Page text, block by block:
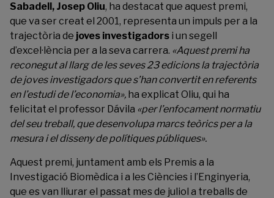
Sabadell, Josep Oliu, ha destacat que aquest premi,
que va ser creat el 2001, representa un impuls per a la
trajectòria de joves investigadors i un segell
d’excel·lència per a la seva carrera. «Aquest premi ha
reconegut al llarg de les seves 23 edicions la trajectòria
de joves investigadors que s’han convertit en referents
en l’estudi de l’economia», ha explicat Oliu, qui ha
felicitat el professor Dávila «per l’enfocament normatiu
del seu treball, que desenvolupa marcs teòrics per a la
mesura i el disseny de polítiques públiques».
Aquest premi, juntament amb els Premis a la
Investigació Biomèdica i a les Ciències i l’Enginyeria,
que es van lliurar el passat mes de juliol a treballs de